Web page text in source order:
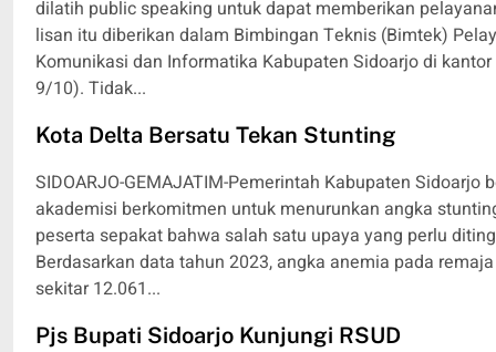
dilatih public speaking untuk dapat memberikan
lisan itu diberikan dalam Bimbingan Teknis (Bimtek)
Komunikasi dan Informatika Kabupaten Sidoarjo di
9/10). Tidak...
Kota Delta Bersatu Tekan Stunting
SIDOARJO-GEMAJATIM-Pemerintah Kabupaten
akademisi berkomitmen untuk menurunkan angka
peserta sepakat bahwa salah satu upaya yang perlu
Berdasarkan data tahun 2023, angka anemia pada
sekitar 12.061...
Pjs Bupati Sidoarjo Kunjungi RSUD